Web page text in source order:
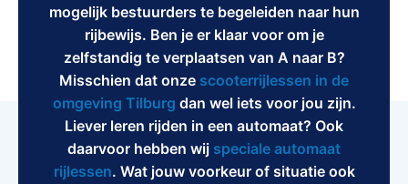
mogelijk bestuurders te begeleiden naar hun
rijbewijs. Ben je er klaar voor om je
zelfstandig te verplaatsen van A naar B?
Misschien dat onze scooterrijlessen in de
omgeving Tilburg dan wel iets voor jou zijn.
Liever leren rijden in een automaat? Ook
daarvoor hebben wij speciale automaat
rijlessen. Wat jouw voorkeur of situatie ook